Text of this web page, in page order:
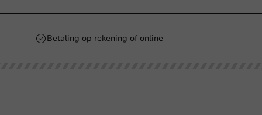
Betaling op rekening of online